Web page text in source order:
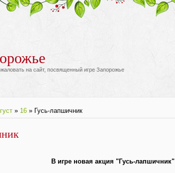
на сайт, посвященный игре Запорожье
» 16 » Гусь-лапшичник
В игре новая акция "Гусь-лапшичник"